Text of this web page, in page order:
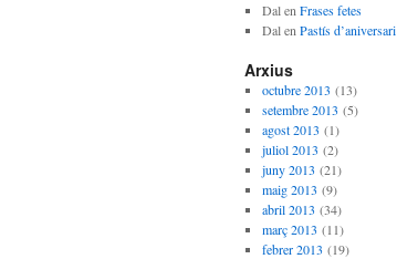
Dalen Frases fetes
Dalen Pastís d’aniversari
Arxius
octubre 2013 (13)
setembre 2013 (5)
agost 2013 (1)
juliol 2013 (2)
juny 2013 (21)
maig 2013 (9)
abril 2013 (34)
març 2013 (11)
febrer 2013 (19)